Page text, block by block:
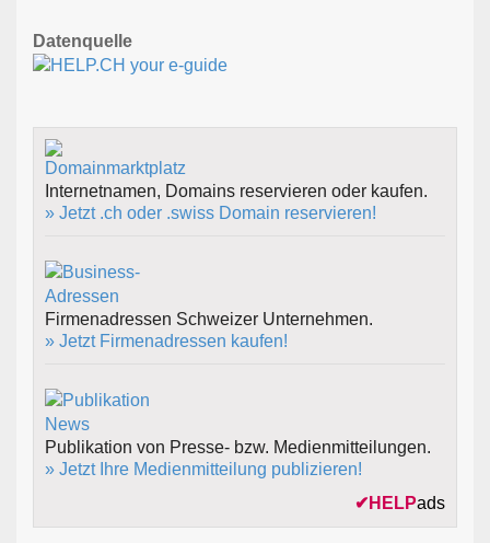
Datenquelle
Internetnamen, Domains reservieren oder kaufen.
» Jetzt .ch oder .swiss Domain reservieren!
Firmenadressen Schweizer Unternehmen.
» Jetzt Firmenadressen kaufen!
Publikation von Presse- bzw. Medienmitteilungen.
» Jetzt Ihre Medienmitteilung publizieren!
✔ HELPads